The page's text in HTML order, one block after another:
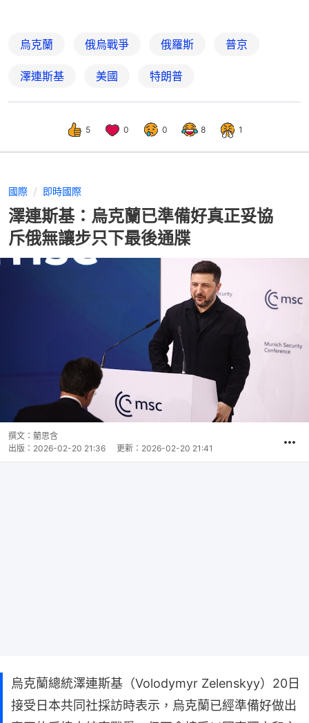
烏克蘭 俄烏戰爭 俄羅斯 普京
澤連斯基 美國 特朗普
5 0 0 8 1
國際 即時國際
澤連斯基：烏克蘭已準備好真正妥協
斥俄無讓步只下最後通牒
撰文： 藺思含
出版： 2026-02-20 21:36 更新： 2026-02-20 21:41
烏克蘭總統澤連斯基（Volodymyr Zelenskyy）20日
接受日本共同社採訪時表示，烏克蘭已經準備好做出